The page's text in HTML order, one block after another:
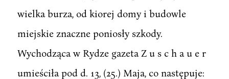
wielka burza, od kiorej domy i budowle
miejskie znaczne poniosły szkody.
Wychodząca w Rydze gazeta Z u s c h a u e r
umieściła pod d. 13, (25.) Maja, co następuje: